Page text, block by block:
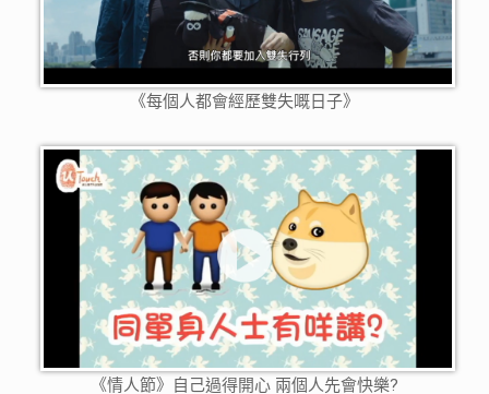
《每個人都會經歷雙失嘅日子》
《情人節》自己過得開心 兩個人先會快樂?